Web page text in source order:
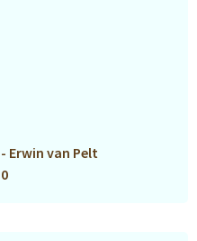
- Erwin van Pelt